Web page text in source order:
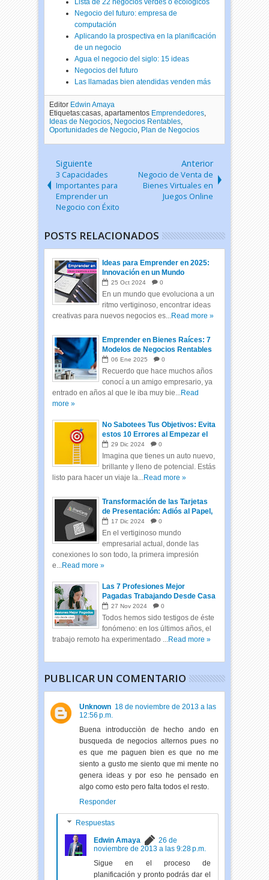
Lista de 22 negocios verdes o ecológicos
Negocio del futuro: empresa de
computación
Aplicando la prospectiva en la planificación
de un negocio
Agua el negocio del siglo: 15 ideas
Negocios del futuro
Las llamadas bien atendidas venden más
Editor Edwin Amaya
Etiquetas:casas, apartamentos Emprendedores,
Ideas de Negocios, Negocios Rentables,
Oportunidades de Negocio, Plan de Negocios
Siguiente
3 Capacidades
Importantes para
Emprender un
Negocio con Éxito
Anterior
Negocio de Venta de
Bienes Virtuales en
Juegos Online
POSTS RELACIONADOS
Ideas para Emprender en 2025:
Innovación en un Mundo
Cambiante
25 Oct 2024 0
En un mundo que evoluciona a un
ritmo vertiginoso, encontrar ideas
creativas para nuevos negocios es...Read more »
Emprender en Bienes Raíces: 7
Modelos de Negocios Rentables
06 Ene 2025 0
Recuerdo que hace muchos años
conocí a un amigo empresario, ya
entrado en años al que le iba muy bie...Read
more »
No Sabotees Tus Objetivos: Evita
estos 10 Errores al Empezar el
Año
29 Dic 2024 0
Imagina que tienes un auto nuevo,
brillante y lleno de potencial. Estás
listo para hacer un viaje la...Read more »
Transformación de las Tarjetas
de Presentación: Adiós al Papel,
Hola a las Tarjetas Inteligentes
17 Dic 2024 0
En el vertiginoso mundo
empresarial actual, donde las
conexiones lo son todo, la primera impresión
e...Read more »
Las 7 Profesiones Mejor
Pagadas Trabajando Desde Casa
27 Nov 2024 0
Todos hemos sido testigos de éste
fonómeno: en los últimos años, el
trabajo remoto ha experimentado ...Read more »
PUBLICAR UN COMENTARIO
Unknown 18 de noviembre de 2013 a las
12:56 p.m.
Buena introducciòn de hecho ando en
busqueda de negocios alternos pues no
es que me paguen bien es que no me
siento a gusto me siento que mi mente no
genera ideas y por eso he pensado en
algo como esto pero falta todos el resto.
Responder
Respuestas
Edwin Amaya
26 de
noviembre de 2013 a las 9:28 p.m.
Sigue en el proceso de
planificación y pronto podrás dar el